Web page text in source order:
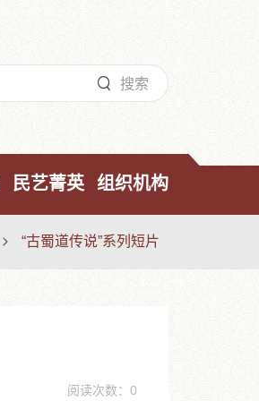
 搜索
民艺菁英 组织机构
 “古蜀道传说”系列短片
阅读次数：0